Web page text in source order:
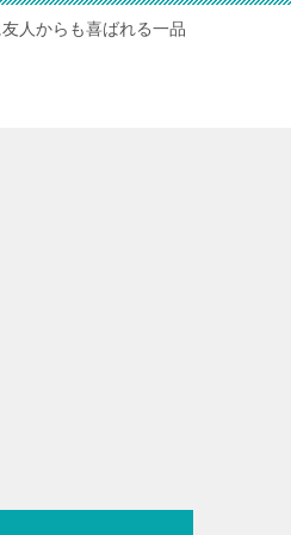
人からも喜ばれる一品